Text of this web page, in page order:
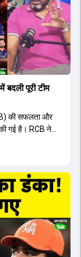
होने वाली
गया है।
पूरी टीम
की सफलता और
की गई है। RCB ने
दबाया। टीम
और एनालिस्ट
Rasikh Salam
शानदार प्रदर्शन
गया, जहां वह
हैं। कप्तान Rajat
एनालिस्ट से लेकर
कंफ्यूजन नहीं
है।